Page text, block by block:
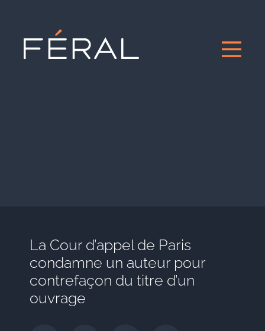
La Cour d’appel de Paris
condamne un auteur pour
contrefaçon du titre d’un
ouvrage